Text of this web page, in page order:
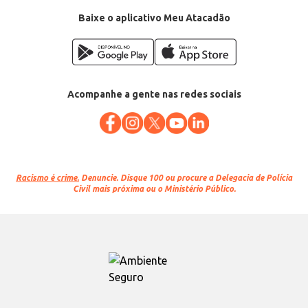
Baixe o aplicativo Meu Atacadão
Acompanhe a gente nas redes sociais
Racismo é crime. Denuncie. Disque 100 ou procure a Delegacia de Polícia
Civil mais próxima ou o Ministério Público.